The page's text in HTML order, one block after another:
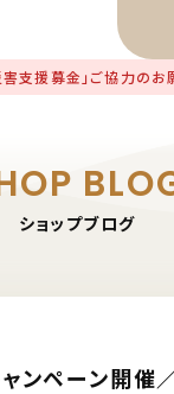
支援募金」ご協力のお
ショップブログ
ンペーン開催